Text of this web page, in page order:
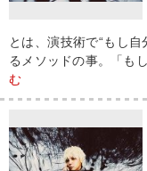
とは、演技術で“もし
るメソッドの事。「も
む